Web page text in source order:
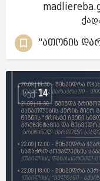
"ათონის
ᲡᲔᲥ 14